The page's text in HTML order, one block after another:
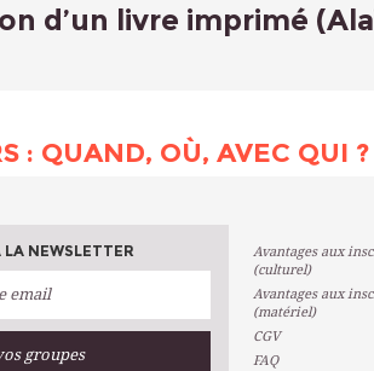
d’un livre imprimé
: QUAND, OÙ, AVEC QUI ?
NEWSLETTER
groupes
Avantages aux
(culturel)
Avantages aux
(matériel)
CGV
FAQ